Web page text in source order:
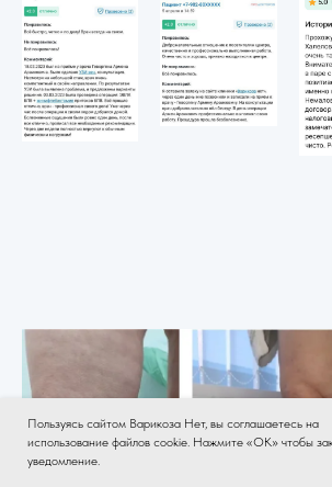
Пользуясь сайтом Варикоза Нет, вы соглашаетесь на
использование файлов cookie. Нажмите «ОК» чтобы
уведомление.